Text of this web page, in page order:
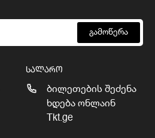
გამოწერა
ᲡᲐᲚᲐᲠᲝ
ბილეთების შეძენა
ხდება ონლაინ
Tkt.ge